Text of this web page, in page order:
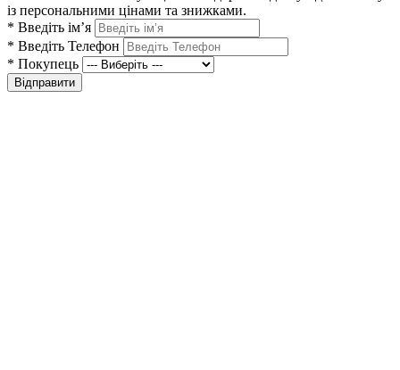
із персональними цінами та знижками.
* Введіть ім’я
* Введіть Телефон
* Покупець
Відправити